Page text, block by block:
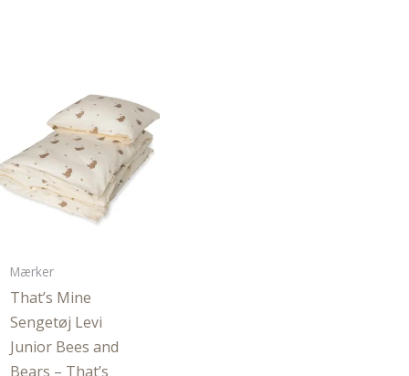
Mærker
That’s Mine
Sengetøj Levi
Junior Bees and
Bears – That’s